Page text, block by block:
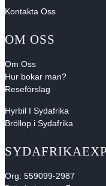
Kontakta Oss
OM OSS
Om Oss
Hur bokar man?
Reseförslag
Hyrbil I Sydafrika
Bröllop i Sydafrika
Org: 559099-2987